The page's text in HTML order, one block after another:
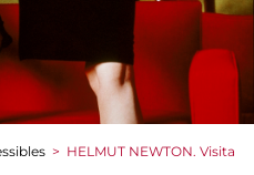
> HELMUT NEWTON. Visita